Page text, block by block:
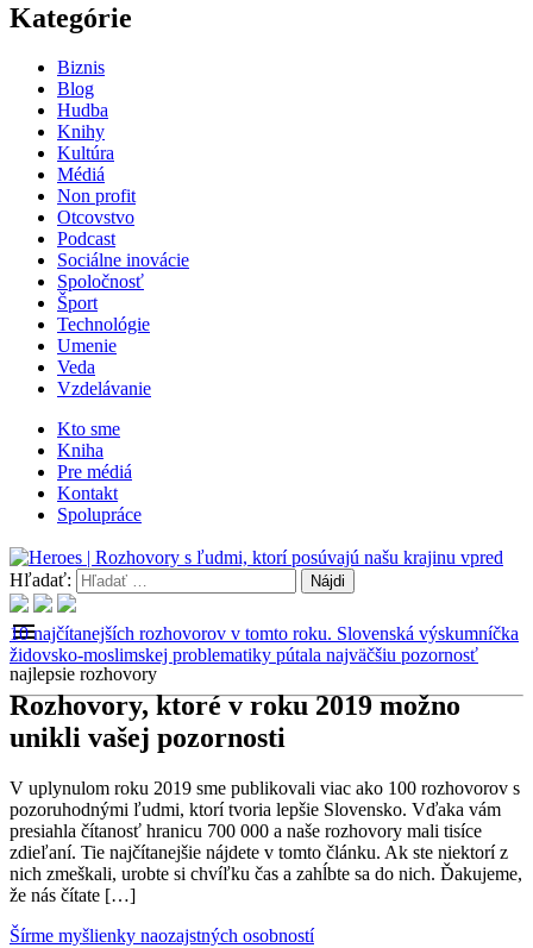
Kategórie
Biznis
Blog
Hudba
Knihy
Kultúra
Médiá
Non profit
Otcovstvo
Podcast
Sociálne inovácie
Spoločnosť
Šport
Technológie
Umenie
Veda
Vzdelávanie
Kto sme
Kniha
Pre médiá
Kontakt
Spolupráce
Hľadať:
menu
najlepsie rozhovory
10 najčítanejších rozhovorov v tomto roku. Slovenská výskumníčka
židovsko-moslimskej problematiky pútala najväčšiu pozornosť
Rozhovory, ktoré v roku 2019 možno
unikli vašej pozornosti
V uplynulom roku 2019 sme publikovali viac ako 100 rozhovorov s
pozoruhodnými ľudmi, ktorí tvoria lepšie Slovensko. Vďaka vám
presiahla čítanosť hranicu 700 000 a naše rozhovory mali tisíce
zdieľaní. Tie najčítanejšie nájdete v tomto článku. Ak ste niektorí z
nich zmeškali, urobte si chvíľku čas a zahĺbte sa do nich. Ďakujeme,
že nás čítate […]
Šírme myšlienky naozajstných osobností